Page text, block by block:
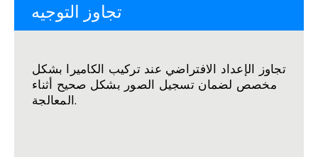
تجاوز التوجيه
تجاوز الإعداد الافتراضي عند تركيب الكاميرا بشكل
مخصص لضمان تسجيل الصور بشكل صحيح أثناء
المعالجة.